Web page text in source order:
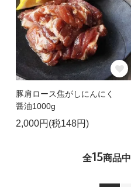
豚肩ロース焦がしにんにく
醤油1000g
2,000円(税148円)
全15商品中